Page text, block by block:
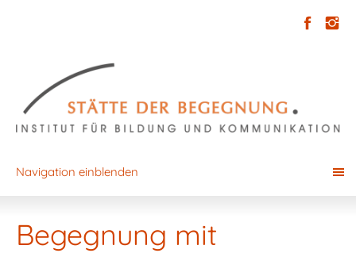
Navigation einblenden
Begegnung mit